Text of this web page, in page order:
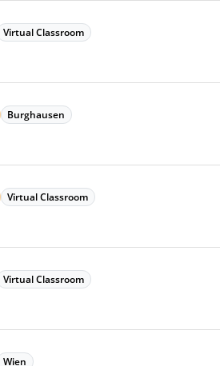
Virtual Classroom
Burghausen
Virtual Classroom
Virtual Classroom
Wien